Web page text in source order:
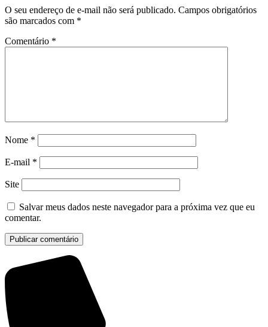
O seu endereço de e-mail não será publicado. Campos obrigatórios
são marcados com *
Comentário *
Nome *
E-mail *
Site
Salvar meus dados neste navegador para a próxima vez que eu
comentar.